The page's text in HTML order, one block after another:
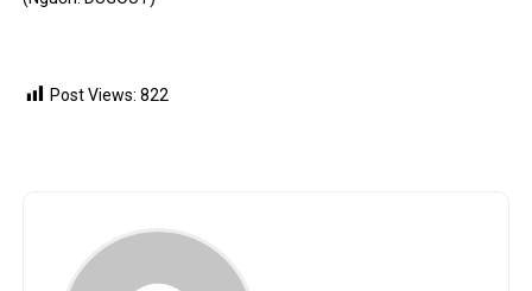
Post Views: 822